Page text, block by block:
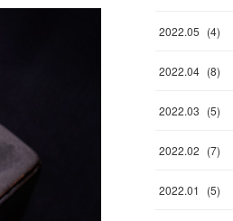
2022.05 (4)
2022.04 (8)
2022.03 (5)
2022.02 (7)
2022.01 (5)